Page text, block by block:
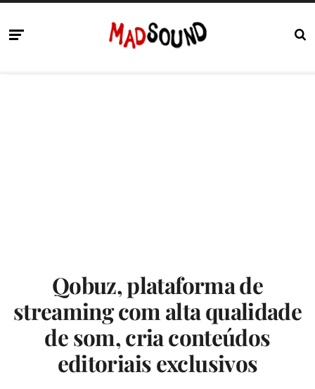
Qobuz, plataforma de
streaming com alta qualidade
de som, cria conteúdos
editoriais exclusivos